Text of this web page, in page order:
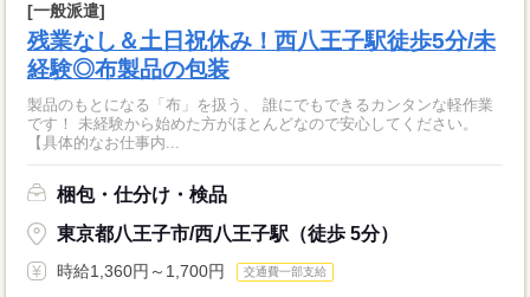
[一般派遣]
残業なし＆土日祝休み！西八王子駅徒歩5分/未
経験◎布製品の包装
製品のもとになる「布」を扱う、 誰にでもできるカンタンな軽作業
です！ 未経験から始めた方がほとんどなので安心してください。
【具体的なお仕事内...
梱包・仕分け・検品
東京都八王子市/西八王子駅（徒歩 5分）
時給1,360円～1,700円 交通費一部支給